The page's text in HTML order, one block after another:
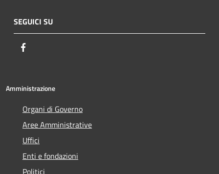
SEGUICI SU
Amministrazione
Organi di Governo
Aree Amministrative
Uffici
Enti e fondazioni